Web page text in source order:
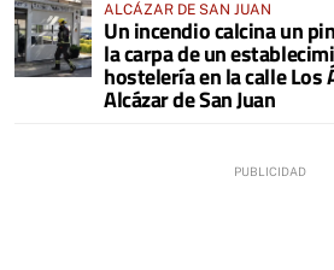
ALCÁZAR DE SAN JUAN
Un incendio calcina un
la carpa de un
hostelería en la calle Los
Alcázar de San Juan